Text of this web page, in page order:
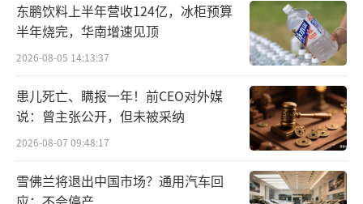
· 一是超标准收费。如“贴敷治疗”应
按“创面”收费，1个创面收费1次，但该院按
贴敷的耗材数量收费。该院病理诊断、细菌培
养等存在类似问题，涉及费用423.9万元。
·二是过度诊疗。如“糖化血红蛋白”临
床上作为糖尿病监测指标，该指标在8—12周内
比较稳定，短期不会发生明显变化，反复检测
东鹏饮料上半年营收124亿，冰柜预算
半年烧完，华南增速见顶
2026-08-05 14:13:37
患儿死亡、瞒报一年！前CEO对外媒
说：曾主张公开，但未被采纳
2026-08-07 09:48:17
雪佛兰将退出中国市场？通用汽车回